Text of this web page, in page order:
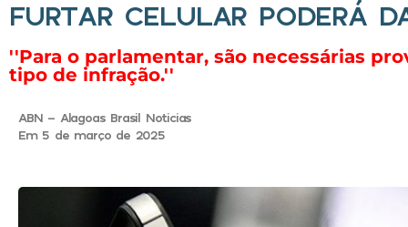
FURTAR CELULAR PODERÁ
''Para o parlamentar, são necessárias
tipo de infração.''
ABN - Alagoas Brasil Noticias
Em 5 de março de 2025